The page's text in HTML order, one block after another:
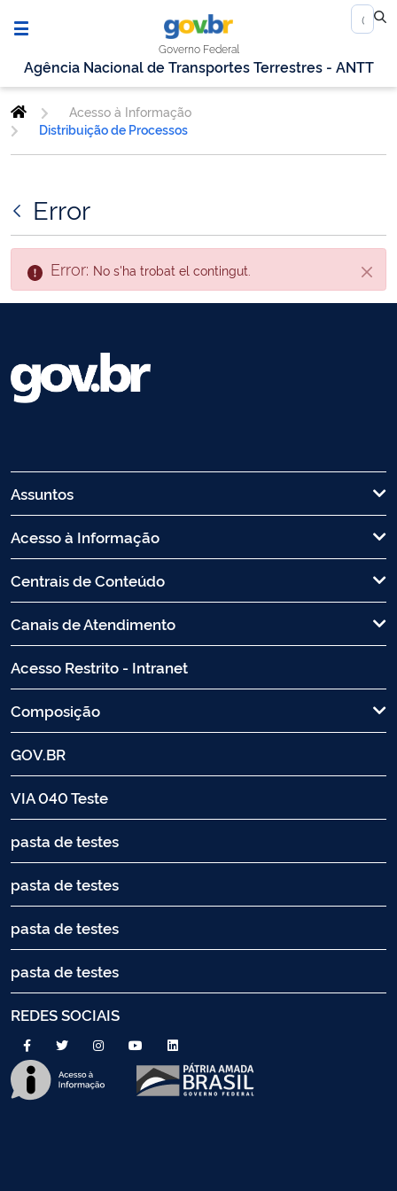
Governo Federal
Agência Nacional de Transportes Terrestres - ANTT
Acesso à Informação
Distribuição de Processos
Error
Tanca
Error: No s'ha trobat el contingut.
Assuntos
Acesso à Informação
Centrais de Conteúdo
Canais de Atendimento
Acesso Restrito - Intranet
Composição
GOV.BR
VIA 040 Teste
pasta de testes
pasta de testes
pasta de testes
pasta de testes
REDES SOCIAIS